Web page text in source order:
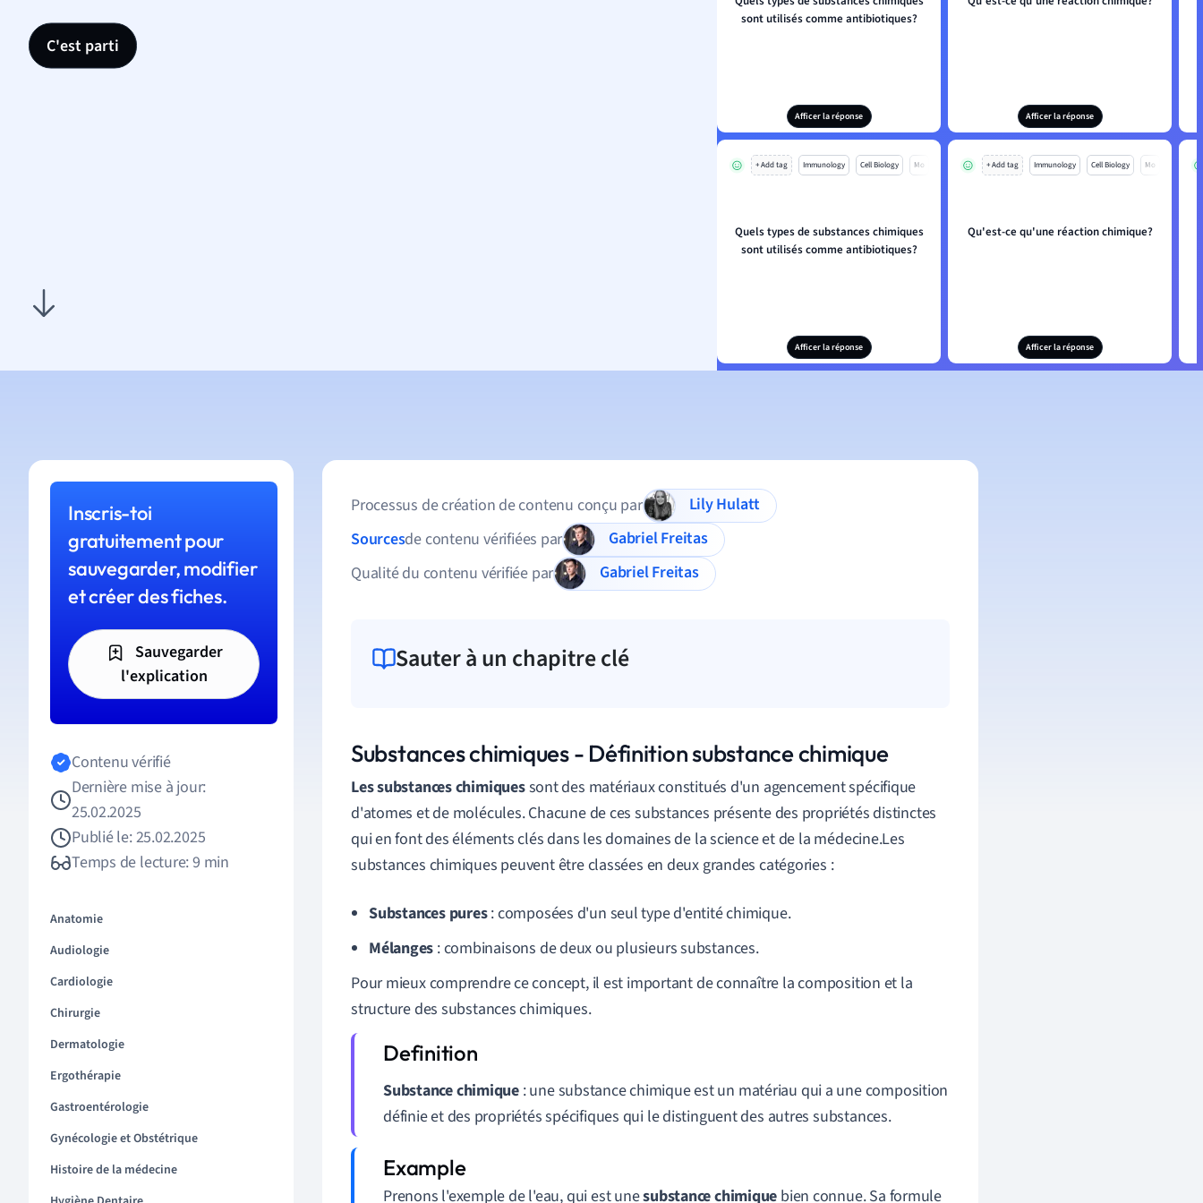
C'est parti
sont utilisés comme antibiotiques?
Afficer la réponse Afficer la réponse
+ Add tag Immunology Cell Biology Mo
Quels types de substances chimiques
sont utilisés comme antibiotiques?
Afficer la réponse
+ Add tag Immunology Cell Biology Mo
Qu'est-ce qu'une réaction chimique?
Afficer la réponse
Inscris-toi
gratuitement pour
sauvegarder, modifier
et créer des fiches.
Sauvegarder
l'explication
Contenu vérifié
Dernière mise à jour:
25.02.2025
Publié le: 25.02.2025
Temps de lecture: 9 min
Anatomie
Audiologie
Cardiologie
Chirurgie
Dermatologie
Ergothérapie
Gastroentérologie
Gynécologie et Obstétrique
Histoire de la médecine
Processus de création de contenu conçu par
Lily Hulatt
Sourcesde contenu vérifiées par
Gabriel Freitas
Qualité du contenu vérifiée par
Gabriel Freitas
Sauter à un chapitre clé
Substances chimiques - Définition substance chimique
Les substances chimiquessont des matériaux constitués d'un agencement spécifique
d'atomes et de molécules. Chacune de ces substances présente des propriétés distinctes
qui en font des éléments clés dans les domaines de la science et de la médecine.Les
substances chimiques peuvent être classées en deux grandes catégories :
Substances pures: composées d'un seul type d'entité chimique.
Mélanges : combinaisons de deux ou plusieurs substances.
Pour mieux comprendre ce concept, il est important de connaître la composition et la
structure des substances chimiques.
Substance chimique : une substance chimique est un matériau qui a une composition
définie et des propriétés spécifiques qui le distinguent des autres substances.
Prenons l'exemple de l'eau, qui est unesubstance chimique bien connue. Sa formule